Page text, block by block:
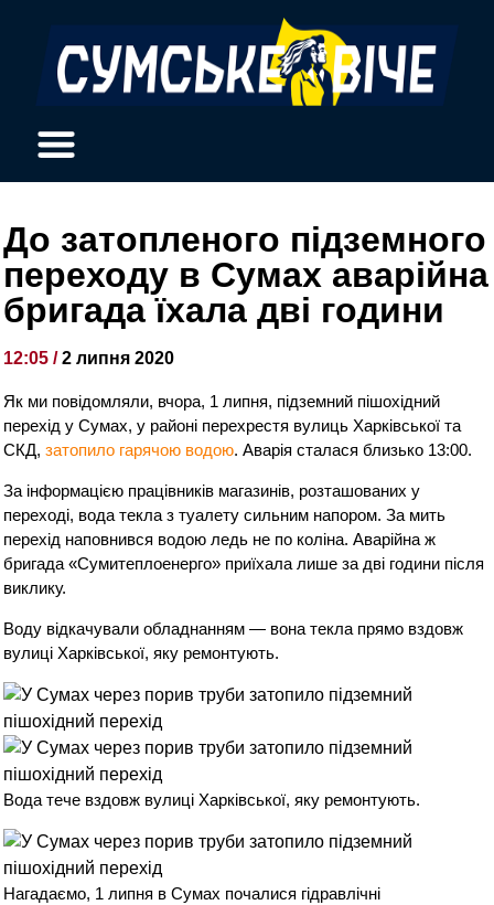
До затопленого підземного
переходу в Сумах аварійна
бригада їхала дві години
12:05 /2 липня 2020
Як ми повідомляли, вчора, 1 липня, підземний пішохідний
перехід у Сумах, у районі перехрестя вулиць Харківської та
СКД,затопило гарячою водою. Аварія сталася близько 13:00.
За інформацією працівників магазинів, розташованих у
переході, вода текла з туалету сильним напором. За мить
перехід наповнився водою ледь не по коліна. Аварійна ж
бригада «Сумитеплоенерго» приїхала лише за дві години після
виклику.
Воду відкачували обладнанням — вона текла прямо вздовж
вулиці Харківської, яку ремонтують.
Вода тече вздовж вулиці Харківської, яку ремонтують.
Нагадаємо, 1 липня в Сумах почалися гідравлічні